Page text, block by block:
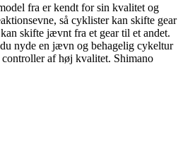
fra er kendt for sin kvalitet og
så cyklister kan skifte gear
skifte jævnt fra et gear til et andet.
nyde en jævn og behagelig cykeltur
af høj kvalitet. Shimano